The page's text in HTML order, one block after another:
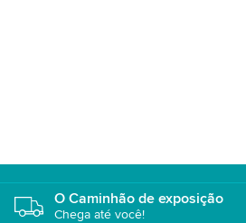
O Caminhão de exposição
Chega até você!